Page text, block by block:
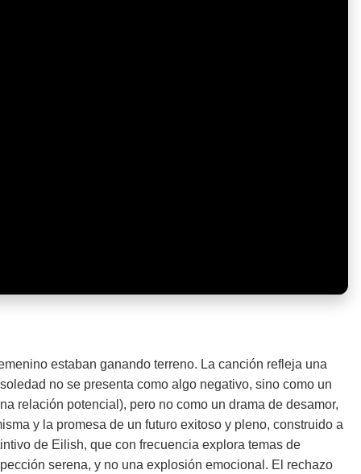
estaban ganando terreno. La canción refleja una
no se presenta como algo negativo, sino como un
relación potencial), pero no como un drama de desamor,
y la promesa de un futuro exitoso y pleno, construido a
de Eilish, que con frecuencia explora temas de
serena, y no una explosión emocional. El rechazo